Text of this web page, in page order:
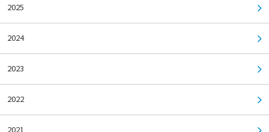
2025
2024
2023
2022
2021